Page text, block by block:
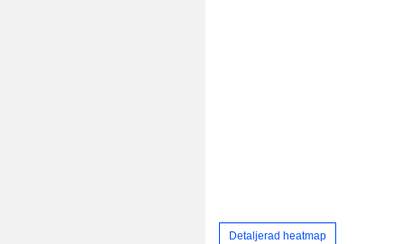
Detaljerad heatmap